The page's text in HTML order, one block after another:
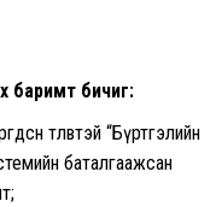
баримт бичиг:
төлөвтэй “Бүртгэлийн
баталгаажсан